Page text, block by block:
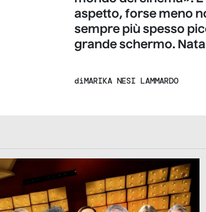
aspetto, forse meno
sempre più spesso
grande schermo.
diMARIKA NESI LAMMARDO